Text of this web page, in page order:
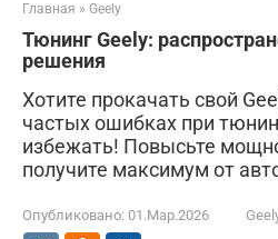
Главная » Geely
Тюнинг Geely:
решения
Хотите прокачать свой
частых ошибках при
избежать! Повысьте
получите максимум от
Опубликовано: 01.Мар.2026